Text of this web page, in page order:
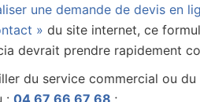
une demande de devis en
» du site internet, ce
devrait prendre rapidement
du service commercial ou